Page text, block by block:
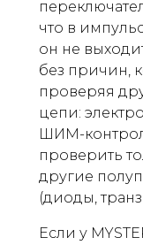
что в
он не
без причин,
проверяя
цепи:
ШИМ-
проверить
другие
(диоды,
Если у